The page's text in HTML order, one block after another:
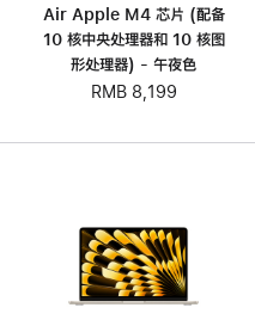
Air Apple M4 芯片 (配备
10 核中央处理器和 10 核图
形处理器) - 午夜色
RMB 8,199